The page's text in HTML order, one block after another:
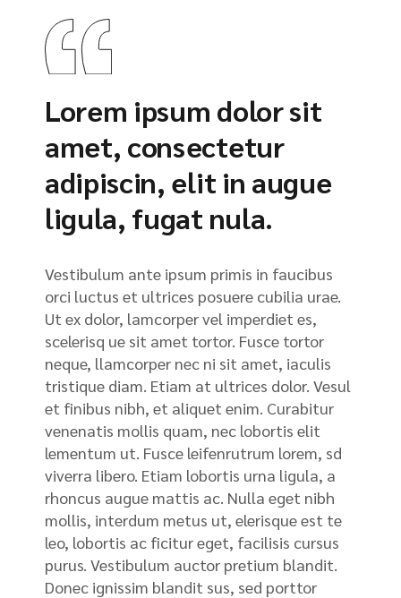
Lorem ipsum dolor sit
amet, consectetur
adipiscin, elit in augue
ligula, fugat nula.
Vestibulum ante ipsum primis in faucibus
orci luctus et ultrices posuere cubilia urae.
Ut ex dolor, lamcorper vel imperdiet es,
scelerisq ue sit amet tortor. Fusce tortor
neque, llamcorper nec ni sit amet, iaculis
tristique diam. Etiam at ultrices dolor. Vesul
et finibus nibh, et aliquet enim. Curabitur
venenatis mollis quam, nec lobortis elit
lementum ut. Fusce leifenrutrum lorem, sd
viverra libero. Etiam lobortis urna ligula, a
rhoncus augue mattis ac. Nulla eget nibh
mollis, interdum metus ut, elerisque est te
leo, lobortis ac ficitur eget, facilisis cursus
purus. Vestibulum auctor pretium blandit.
Donec ignissim blandit sus, sed porttor